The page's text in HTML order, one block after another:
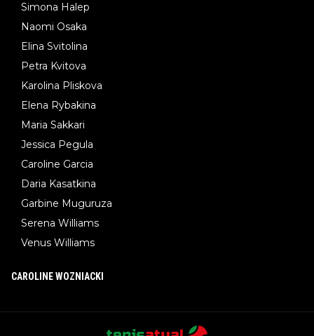
Simona Halep
Naomi Osaka
Elina Svitolina
Petra Kvitova
Karolina Pliskova
Elena Rybakina
Maria Sakkari
Jessica Pegula
Caroline Garcia
Daria Kasatkina
Garbine Muguruza
Serena Williams
Venus Williams
CAROLINE WOZNIACKI